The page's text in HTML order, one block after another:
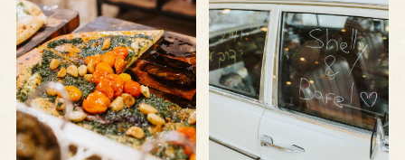
לפתיחת
התמונה
בגדול
-
תפריט
מותאם
+
לפתיחת
התמונה
בגדול
-
חתונת
בוטיק
+